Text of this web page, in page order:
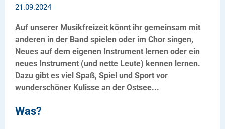
21.09.2024
Auf unserer Musikfreizeit könnt ihr gemeinsam mit
anderen in der Band spielen oder im Chor singen,
Neues auf dem eigenen Instrument lernen oder ein
neues Instrument (und nette Leute) kennen lernen.
Dazu gibt es viel Spaß, Spiel und Sport vor
wunderschöner Kulisse an der Ostsee...
Was?